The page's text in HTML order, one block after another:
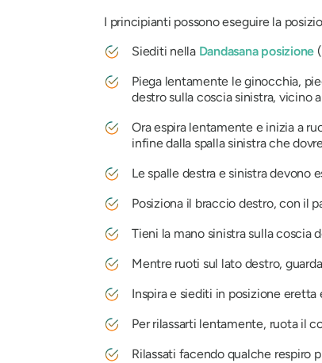
I principianti possono eseguire la
Siediti nella Dandasanaposizione
Piega lentamente le ginocchia,
destro sulla coscia sinistra, vicino
Ora espira lentamente e inizia a
infine dalla spalla sinistra che
Le spalle destra e sinistra devono
Posiziona il braccio destro, con il
Tieni la mano sinistra sulla coscia
Mentre ruoti sul lato destro,
Inspira e siediti in posizione
Per rilassarti lentamente, ruota il
Rilassati facendo qualche respiro